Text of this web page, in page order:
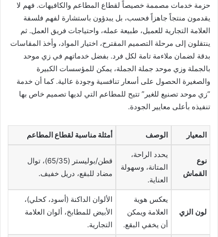
حزمة خدمات مصممة خصيصاً لقطاع المطاعم والكافيهات. فهم لا
يقدمون منتجاً جاهزاً فحسب، بل يبدؤون باستشارة لفهم فلسفة
العلامة التجارية للعميل، طبيعة عمله، واحتياجات فريق العمل. ثم
ينتقلون إلى مرحلة التصميم المقترح، اختيار المواد، وأخذ المقاسات
بدقة لضمان ملاءمة تامة لكل فرد. بفضل خدماتهم في زي موحد
بالجملة وزي موحد جملة الجملة، يمكن للمؤسسات الكبيرة
والصغيرة الحصول على أسعار تنافسية وجودة عالية. كما أن خدمة
“زي موحد تصنيع للغير” تتيح للمطاعم التي لديها تصميم خاص بها
تنفيذه بأعلى معايير الجودة.
المعيار الوصف أمثلة مناسبة لقطاع المطاعم
نوع
القماش
يحدد الراحة،
المتانة، وسهولة
العناية.
قطن/بوليستر (65/35)، توال
مضاد للبقع، دريل خفيف.
لون الزي
يعكس هوية
العلامة ويمكن
أن يخفي البقع.
الألوان الداكنة (أسود، كحلي)،
الأبيض للمطابخ، ألوان العلامة
التجارية.